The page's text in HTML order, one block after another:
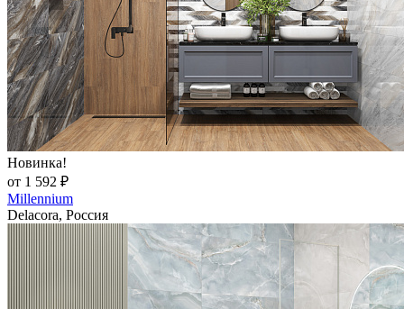
Новинка!
от 1 592 ₽
Millennium
Delacora, Россия